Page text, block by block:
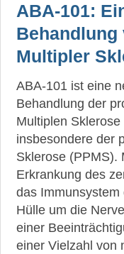
ABA-101:
Multipler
ABA-101 ist eine
Behandlung der
Multiplen
insbesondere der
Sklerose (PPMS).
Erkrankung des
das
Hülle um die
einer
einer Vielzahl von